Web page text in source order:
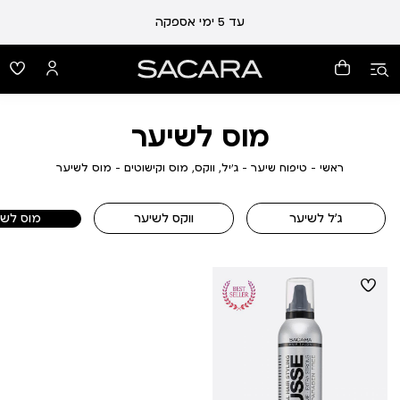
עד 5 ימי אספקה
מוס לשיער
ראשי ראשי
טיפוח שיער טיפוח
ג'יל, ווקס, מוס וקישוטים ג'יל,
וקישוטים
מוס לשיערמוס
ג'ל לשיער ווקס לשיער מוס